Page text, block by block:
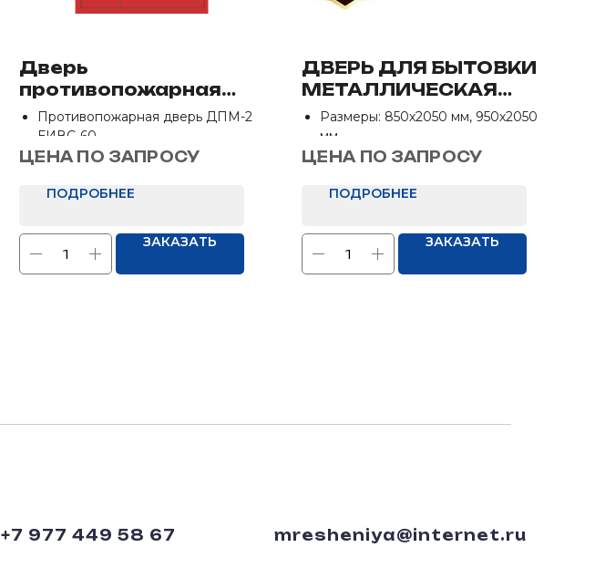
Дверь
противопожарная
двупольная ДПМ-2
ЕИВС-60 c
остеклением свыше
Противопожарная дверь ДПМ-2
ЕИВС-60
Размер: 1300х2050 мм
ЦЕНА ПО ЗАПРОСУ
ПОДРОБНЕЕ
ЗАКАЗАТЬ
ДВЕРЬ ДЛЯ БЫТОВКИ
МЕТАЛЛИЧЕСКАЯ
ПРАВАЯ
Размеры: 850х2050 мм, 950х2050
мм
Отделка: Нет
ЦЕНА ПО ЗАПРОСУ
ПОДРОБНЕЕ
ЗАКАЗАТЬ
+7 977 449 58 67 mresheniya@internet.ru